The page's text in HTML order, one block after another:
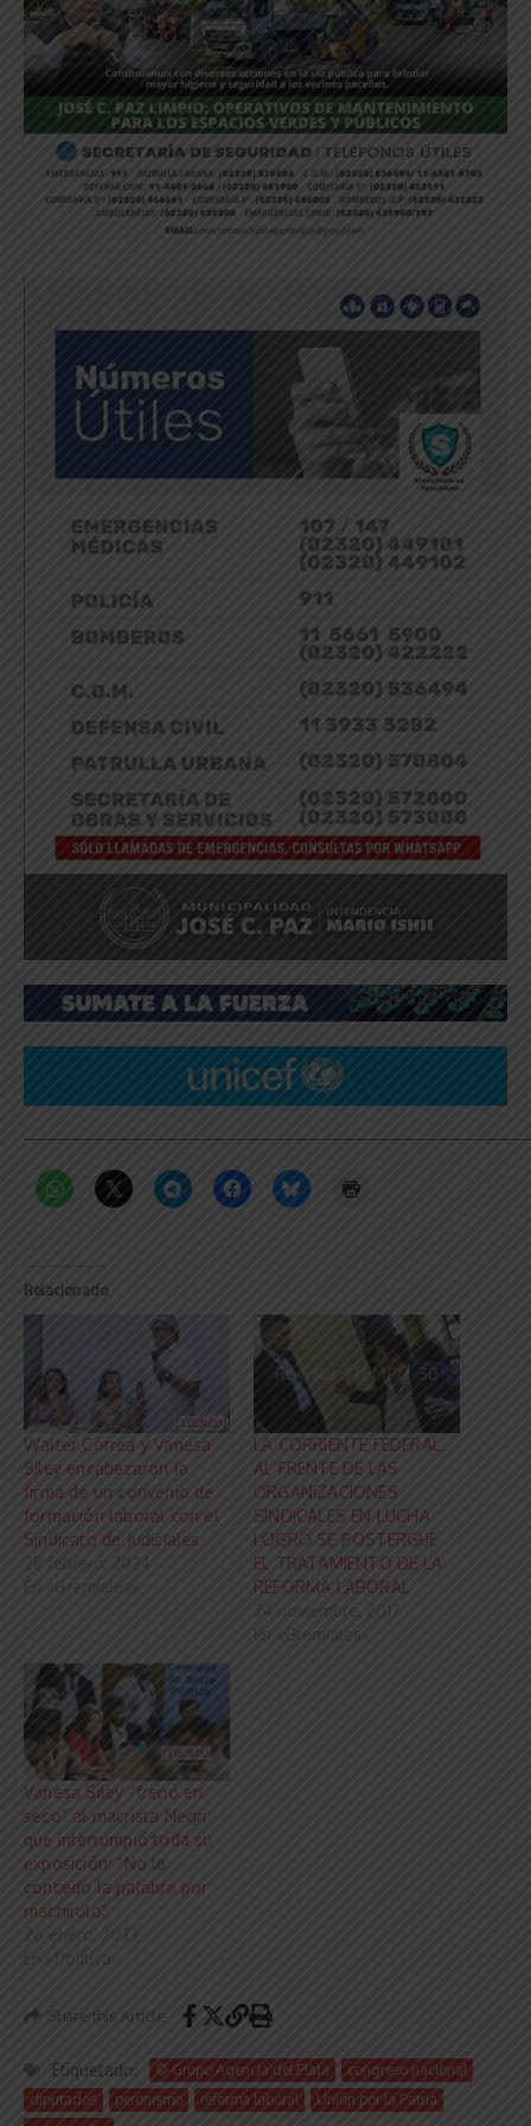
Relacionado
Walter Correa y Vanesa
Siley encabezaron la
firma de un convenio de
formación laboral con el
Sindicato de Judiciales
28 febrero, 2024
En «Gremiales»
LA CORRIENTE FEDERAL
AL FRENTE DE LAS
ORGANIZACIONES
SINDICALES EN LUCHA
LOGRÓ SE POSTERGUE
EL TRATAMIENTO DE LA
REFORMA LABORAL
24 noviembre, 2017
En «Gremiales»
Vanesa Siley “frenó en
seco” al macrista Negri
que interrumpió toda su
exposición: “No le
concedo la palabra por
machirulo”
26 enero, 2023
En «Política»
Share this Article
Etiquetado: © Grupo Agencia del Plata
congreso nacional
diputados
peronismo reforma laboral
Unión por la Patria